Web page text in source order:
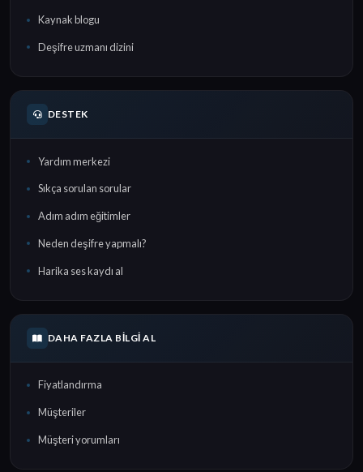
Kaynak blogu
Deşifre uzmanı dizini
DESTEK
Yardım merkezi
Sıkça sorulan sorular
Adım adım eğitimler
Neden deşifre yapmalı?
Harika ses kaydı al
DAHA FAZLA BILGI AL
Fiyatlandırma
Müşteriler
Müşteri yorumları